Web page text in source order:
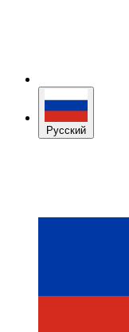
Русский